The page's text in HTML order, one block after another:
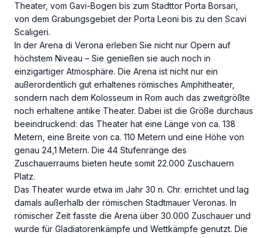
Theater, vom Gavi-Bogen bis zum Stadttor Porta Borsari,
von dem Grabungsgebiet der Porta Leoni bis zu den Scavi
Scaligeri.
In der Arena di Verona erleben Sie nicht nur Opern auf
höchstem Niveau – Sie genießen sie auch noch in
einzigartiger Atmosphäre. Die Arena ist nicht nur ein
außerordentlich gut erhaltenes römisches Amphitheater,
sondern nach dem Kolosseum in Rom auch das zweitgrößte
noch erhaltene antike Theater. Dabei ist die Größe durchaus
beeindruckend: das Theater hat eine Länge von ca. 138
Metern, eine Breite von ca. 110 Metern und eine Höhe von
genau 24,1 Metern. Die 44 Stufenränge des
Zuschauerraums bieten heute somit 22.000 Zuschauern
Platz.
Das Theater wurde etwa im Jahr 30 n. Chr. errichtet und lag
damals außerhalb der römischen Stadtmauer Veronas. In
römischer Zeit fasste die Arena über 30.000 Zuschauer und
wurde für Gladiatorenkämpfe und Wettkämpfe genutzt. Die